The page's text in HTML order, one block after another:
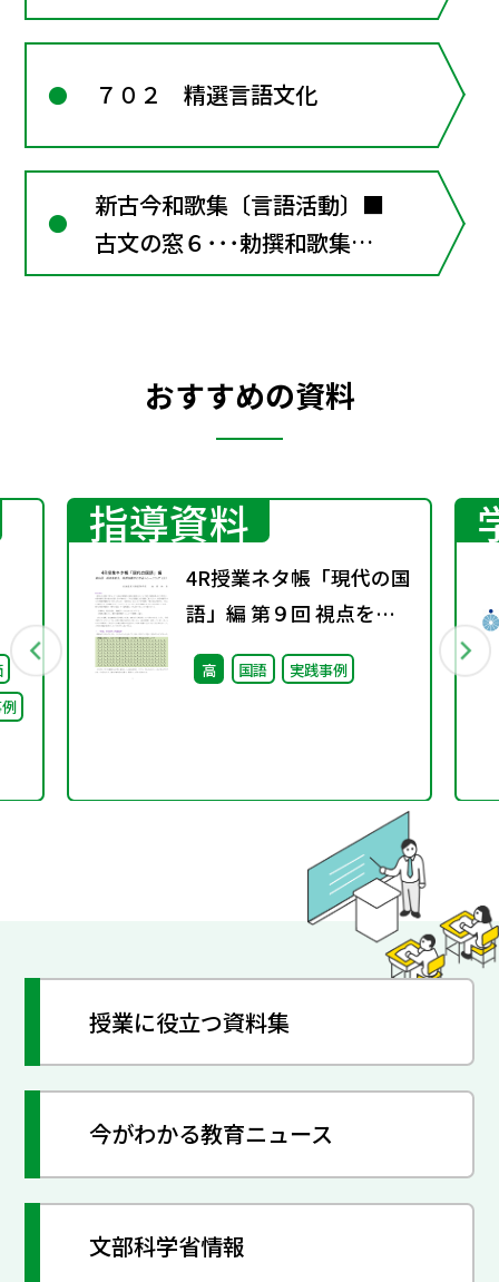
９･･･勅撰和歌集の構成
５･･･和歌の修辞
７０２ 精選言語文化
新古今和歌集〔言語活動〕■
古文の窓６･･･勅撰和歌集の
構成●古文学習のしるべ
おすすめの資料
指導資料
4R授業ネタ帳「現代の国
語」編 第９回 視点を変
え、発想を豊かにするト
レーニング（２）
高 国語 実践事例
授業に役立つ資料集
今がわかる教育ニュース
文部科学省情報